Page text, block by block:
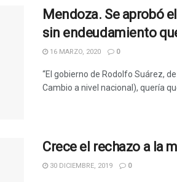
Mendoza. Se aprobó
sin endeudamiento
16 MARZO, 2020 0
“El gobierno de Rodolfo Suárez,
Cambio a nivel nacional), quería
Crece el rechazo a la
30 DICIEMBRE, 2019 0